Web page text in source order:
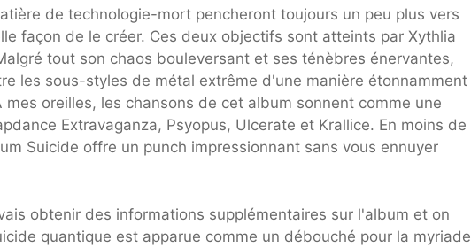
de technologie-mort pencheront toujours un peu plus vers
façon de le créer. Ces deux objectifs sont atteints par Xythlia
tout son chaos bouleversant et ses ténèbres énervantes,
les sous-styles de métal extrême d'une manière étonnamment
oreilles, les chansons de cet album sonnent comme une
Extravaganza, Psyopus, Ulcerate et Krallice. En moins de
Suicide offre un punch impressionnant sans vous ennuyer
obtenir des informations supplémentaires sur l'album et on
quantique est apparue comme un débouché pour la myriade